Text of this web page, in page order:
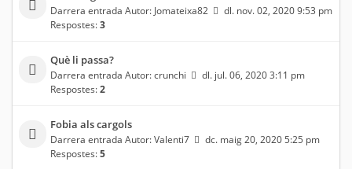
Darrera entrada Autor: Jomateixa82
dl. nov. 02, 2020 9:53 pm
Respostes:3
Què li passa?
Darrera entrada Autor:crunchi
dl. jul. 06, 2020 3:11 pm
Respostes:2
Fobia als cargols
Darrera entrada Autor:Valenti7
dc. maig 20, 2020 5:25 pm
Respostes:5